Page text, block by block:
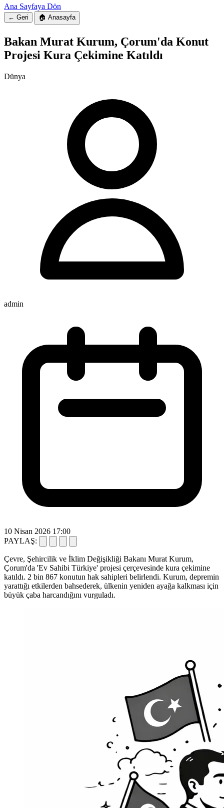
Ana Sayfaya Dön
← Geri 🏠 Anasayfa
Bakan Murat Kurum, Çorum'da Konut
Projesi Kura Çekimine Katıldı
Dünya
admin
10 Nisan 2026 17:00
PAYLAŞ:
Çevre, Şehircilik ve İklim Değişikliği Bakanı Murat Kurum,
Çorum'da 'Ev Sahibi Türkiye' projesi çerçevesinde kura çekimine
katıldı. 2 bin 867 konutun hak sahipleri belirlendi. Kurum, depremin
yarattığı etkilerden bahsederek, ülkenin yeniden ayağa kalkması için
büyük çaba harcandığını vurguladı.